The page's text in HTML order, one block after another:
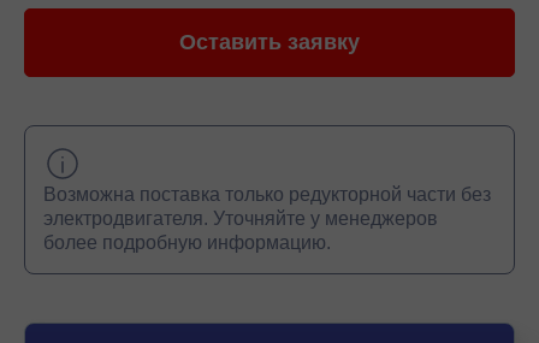
Оставить заявку
Возможна поставка только редукторной части без
электродвигателя. Уточняйте у менеджеров
более подробную информацию.